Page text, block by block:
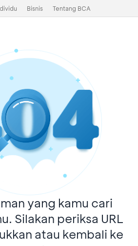
Bisnis Tentang BCA
yang kamu cari
Silakan periksa URL
atau kembali ke